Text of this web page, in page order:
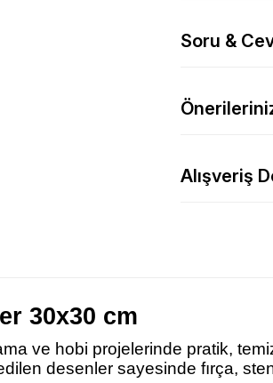
Soru &
Alışveriş
30x30 cm
ve hobi projelerinde pratik,
edilen desenler sayesinde fırça,